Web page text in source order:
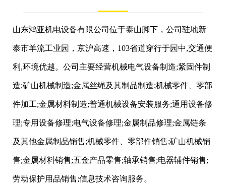
山东鸿亚机电设备有限公司位于泰山脚下，公司驻地新
泰市羊流工业园，京沪高速，103省道穿行于园中,交通便
利,环境优越。公司主要经营机械电气设备制造;紧固件制
造;矿山机械制造;金属丝绳及其制品制造;机械零件、零部
件加工;金属材料制造;普通机械设备安装服务;通用设备修
理;专用设备修理;电气设备修理;金属制品修理;金属链条
及其他金属制品销售;机械零件、零部件销售;矿山机械销
售;金属材料销售;五金产品零售;轴承销售;电器辅件销售;
劳动保护用品销售;信息技术咨询服务。